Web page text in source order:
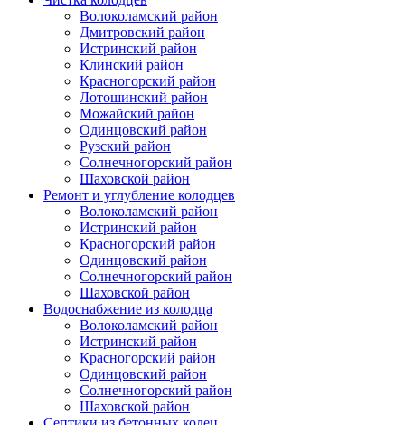
Волоколамский район
Дмитровский район
Истринский район
Клинский район
Красногорский район
Лотошинский район
Можайский район
Одинцовский район
Рузский район
Солнечногорский район
Шаховской район
Ремонт и углубление колодцев
Волоколамский район
Истринский район
Красногорский район
Одинцовский район
Солнечногорский район
Шаховской район
Водоснабжение из колодца
Волоколамский район
Истринский район
Красногорский район
Одинцовский район
Солнечногорский район
Шаховской район